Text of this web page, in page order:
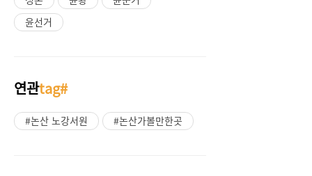
윤선거
연관tag#
#논산 노강서원 #논산가볼만한곳